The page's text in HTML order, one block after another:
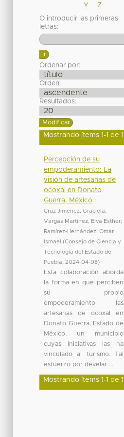
Y
Z
O introducir las primeras
letras:
Ordenar por:
Orden:
Resultados:
Mostrando ítems 1-1 de 1
Percepción de su
empoderamiento: La
visión de artesanas de
ocoxal en Donato
Guerra, México
Cruz Jiménez, Graciela;
Vargas Martínez, Elva Esther;
Ramírez-Hernández, Omar
Ismael
(Consejo de Ciencia y
Tecnología del Estado de
Puebla
2024-04-08)
Esta colaboración aborda
la forma en que perciben
su propio
empoderamiento las
artesanas de ocoxal en
Donato Guerra, Estado de
México, un municipio
cuyas iniciativas las ha
vinculado al turismo. Tal
esfuerzo por develar ...
Mostrando ítems 1-1 de 1